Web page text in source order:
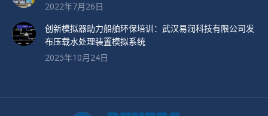
2022年7月26日
创新模拟器助力船舶环保培训：武汉易润科技有限公司发
布压载水处理装置模拟系统
2025年10月24日